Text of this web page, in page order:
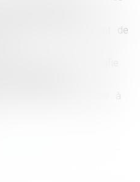
être payées
du licenciement : de
ne justifie
de la rupture
la période suspecte : à